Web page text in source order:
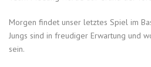
Morgen findet unser letztes Spiel im
Jungs sind in freudiger Erwartung und
sein.